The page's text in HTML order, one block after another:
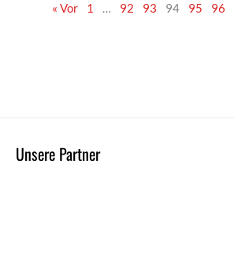
« Vor 1 … 92 93 94 95 96
Unsere Partner